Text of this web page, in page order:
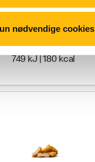
nødvendige cookies
Hot wings 3 stk.
749 kJ | 180 kcal